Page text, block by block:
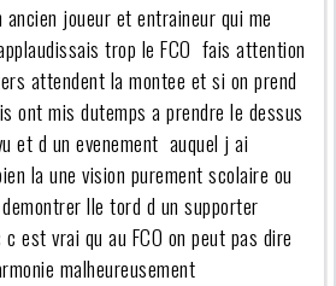
joueur et entraineur qui me
trop le FCO fais attention
attendent la montee et si on prend
ont mis dutemps a prendre le dessus
et d un evenement auquel j ai
la une vision purement scolaire ou
lle tord d un supporter
est vrai qu au FCO on peut pas dire
malheureusement